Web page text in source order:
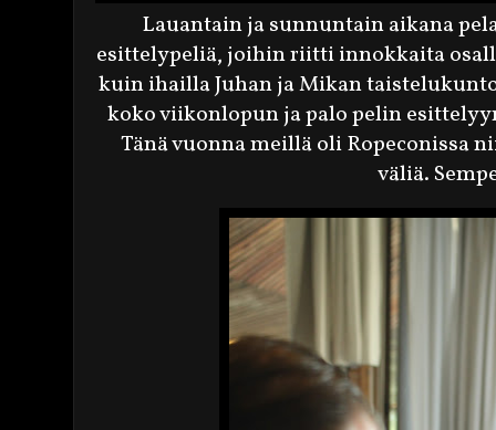
Lauantain ja sunnuntain aikana
esittelypeliä, joihin riitti innokkaita
kuin ihailla Juhan ja Mikan
koko viikonlopun ja palo pelin
Tänä vuonna meillä oli Ropeconissa
väliä.